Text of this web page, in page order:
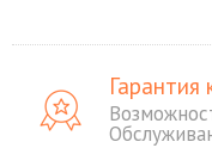
Гарантия